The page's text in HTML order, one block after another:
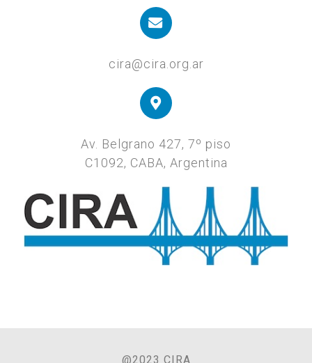
cira@cira.org.ar
Av. Belgrano 427, 7º piso
C1092, CABA, Argentina
@2023 CIRA